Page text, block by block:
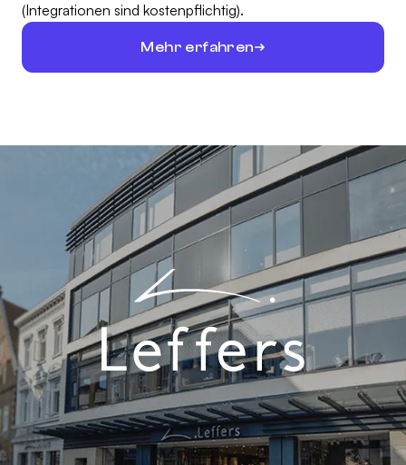
(Integrationen sind kostenpflichtig).
Mehr erfahren